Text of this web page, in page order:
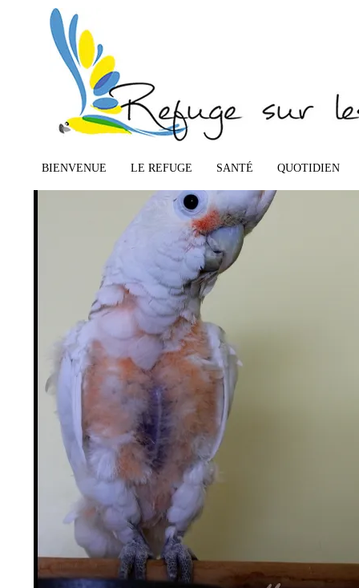
BIENVENUE LE REFUGE SANTÉ QUOTIDIEN
IMG_6271perroquet
Publié26/01/2015
← Précédent Suivant →